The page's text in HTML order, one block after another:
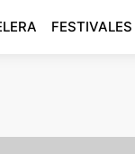
FESTIVALES